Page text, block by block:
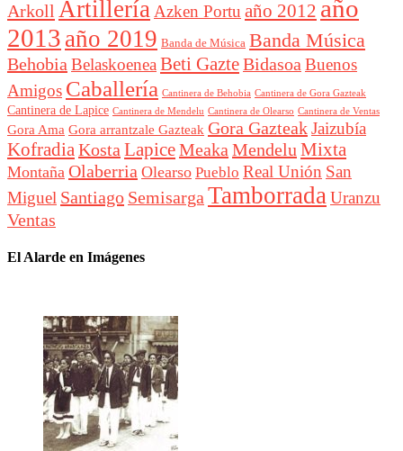
Arkoll Artillería Azken Portu año 2012 año
2013 año 2019 Banda de Música Banda Música
Behobia Belaskoenea Beti GazteBidasoa Buenos
Amigos Caballería Cantinera de Behobia Cantinera de Gora Gazteak
Cantinera de Lapice Cantinera de Mendelu Cantinera de Olearso Cantinera de Ventas
Gora Ama Gora arrantzale Gazteak Gora GazteakJaizubía
Kofradia Kosta LapiceMeaka Mendelu Mixta
Montaña Olaberria Olearso Pueblo Real Unión San
Miguel Santiago Semisarga TamborradaUranzu
Ventas
El Alarde en Imágenes